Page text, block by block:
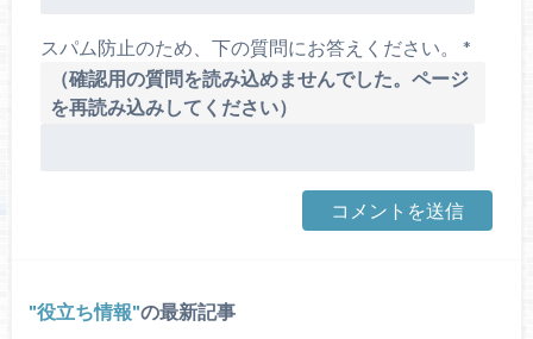
スパム防止のため、下の質問にお答えください。 *
（確認用の質問を読み込めませんでした。ページ
を再読み込みしてください）
役立ち情報 の最新記事